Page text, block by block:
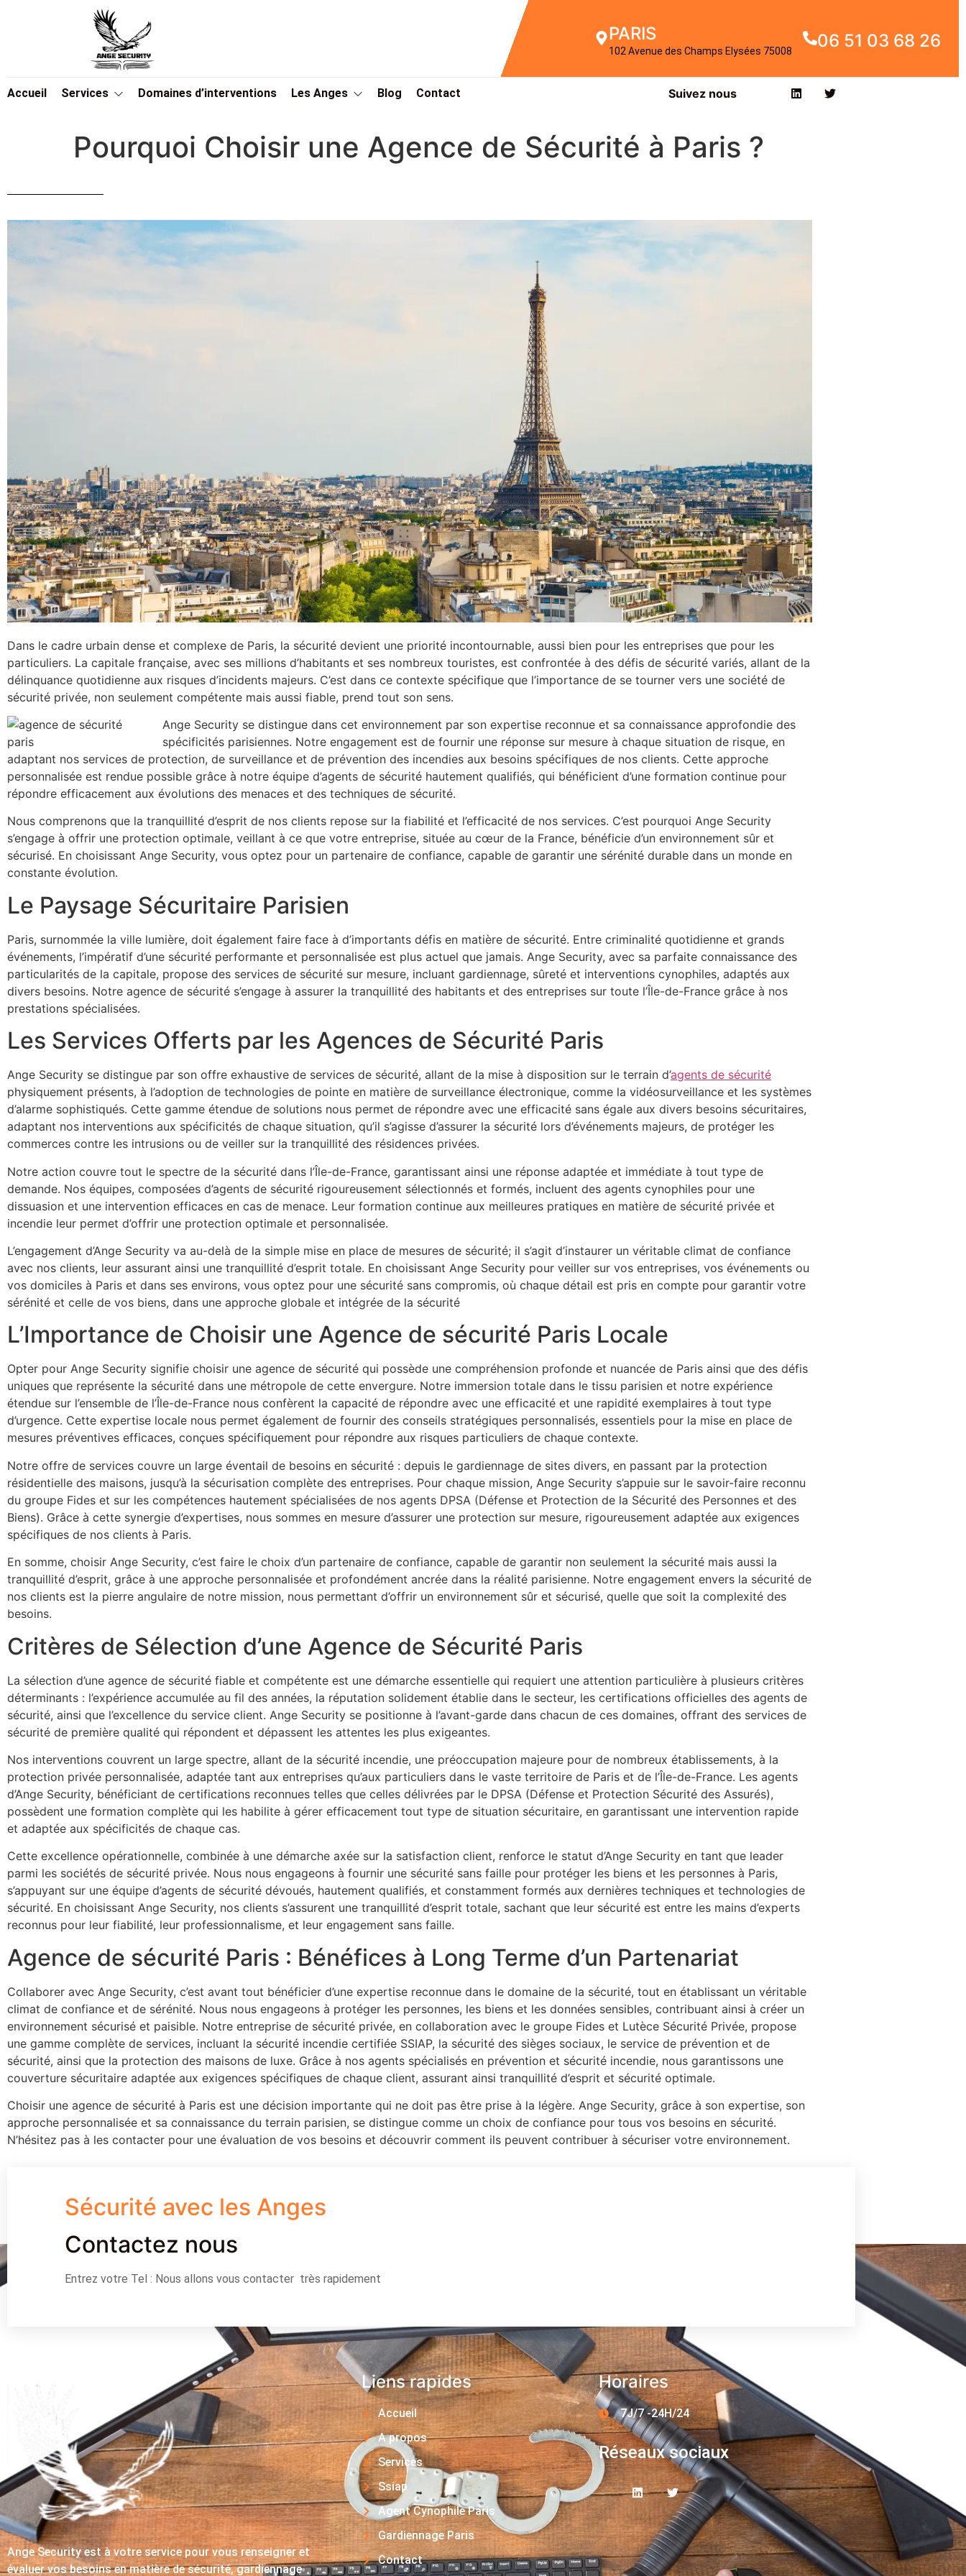
PARIS
102 Avenue des Champs Elysées 75008 06 51 03 68 26
Accueil Services Domaines d’interventions Les Anges Blog Contact Suivez nous
Pourquoi Choisir une Agence de Sécurité à Paris ?
Dans le cadre urbain dense et complexe de Paris, la sécurité devient une priorité incontournable, aussi bien pour les entreprises que pour les
particuliers. La capitale française, avec ses millions d’habitants et ses nombreux touristes, est confrontée à des défis de sécurité variés, allant de la
délinquance quotidienne aux risques d’incidents majeurs. C’est dans ce contexte spécifique que l’importance de se tourner vers une société de
sécurité privée, non seulement compétente mais aussi fiable, prend tout son sens.
Ange Security se distingue dans cet environnement par son expertise reconnue et sa connaissance approfondie des
spécificités parisiennes. Notre engagement est de fournir une réponse sur mesure à chaque situation de risque, en
adaptant nos services de protection, de surveillance et de prévention des incendies aux besoins spécifiques de nos clients. Cette approche
personnalisée est rendue possible grâce à notre équipe d’agents de sécurité hautement qualifiés, qui bénéficient d’une formation continue pour
répondre efficacement aux évolutions des menaces et des techniques de sécurité.
Nous comprenons que la tranquillité d’esprit de nos clients repose sur la fiabilité et l’efficacité de nos services. C’est pourquoi Ange Security
s’engage à offrir une protection optimale, veillant à ce que votre entreprise, située au cœur de la France, bénéficie d’un environnement sûr et
sécurisé. En choisissant Ange Security, vous optez pour un partenaire de confiance, capable de garantir une sérénité durable dans un monde en
constante évolution.
Le Paysage Sécuritaire Parisien
Paris, surnommée la ville lumière, doit également faire face à d’importants défis en matière de sécurité. Entre criminalité quotidienne et grands
événements, l’impératif d’une sécurité performante et personnalisée est plus actuel que jamais. Ange Security, avec sa parfaite connaissance des
particularités de la capitale, propose des services de sécurité sur mesure, incluant gardiennage, sûreté et interventions cynophiles, adaptés aux
divers besoins. Notre agence de sécurité s’engage à assurer la tranquillité des habitants et des entreprises sur toute l’Île-de-France grâce à nos
prestations spécialisées.
Les Services Offerts par les Agences de Sécurité Paris
Ange Security se distingue par son offre exhaustive de services de sécurité, allant de la mise à disposition sur le terrain d’agents de sécurité
physiquement présents, à l’adoption de technologies de pointe en matière de surveillance électronique, comme la vidéosurveillance et les systèmes
d’alarme sophistiqués. Cette gamme étendue de solutions nous permet de répondre avec une efficacité sans égale aux divers besoins sécuritaires,
adaptant nos interventions aux spécificités de chaque situation, qu’il s’agisse d’assurer la sécurité lors d’événements majeurs, de protéger les
commerces contre les intrusions ou de veiller sur la tranquillité des résidences privées.
Notre action couvre tout le spectre de la sécurité dans l’Île-de-France, garantissant ainsi une réponse adaptée et immédiate à tout type de
demande. Nos équipes, composées d’agents de sécurité rigoureusement sélectionnés et formés, incluent des agents cynophiles pour une
dissuasion et une intervention efficaces en cas de menace. Leur formation continue aux meilleures pratiques en matière de sécurité privée et
incendie leur permet d’offrir une protection optimale et personnalisée.
L’engagement d’Ange Security va au-delà de la simple mise en place de mesures de sécurité; il s’agit d’instaurer un véritable climat de confiance
avec nos clients, leur assurant ainsi une tranquillité d’esprit totale. En choisissant Ange Security pour veiller sur vos entreprises, vos événements ou
vos domiciles à Paris et dans ses environs, vous optez pour une sécurité sans compromis, où chaque détail est pris en compte pour garantir votre
sérénité et celle de vos biens, dans une approche globale et intégrée de la sécurité
L’Importance de Choisir une Agence de sécurité Paris Locale
Opter pour Ange Security signifie choisir une agence de sécurité qui possède une compréhension profonde et nuancée de Paris ainsi que des défis
uniques que représente la sécurité dans une métropole de cette envergure. Notre immersion totale dans le tissu parisien et notre expérience
étendue sur l’ensemble de l’Île-de-France nous confèrent la capacité de répondre avec une efficacité et une rapidité exemplaires à tout type
d’urgence. Cette expertise locale nous permet également de fournir des conseils stratégiques personnalisés, essentiels pour la mise en place de
mesures préventives efficaces, conçues spécifiquement pour répondre aux risques particuliers de chaque contexte.
Notre offre de services couvre un large éventail de besoins en sécurité : depuis le gardiennage de sites divers, en passant par la protection
résidentielle des maisons, jusqu’à la sécurisation complète des entreprises. Pour chaque mission, Ange Security s’appuie sur le savoir-faire reconnu
du groupe Fides et sur les compétences hautement spécialisées de nos agents DPSA (Défense et Protection de la Sécurité des Personnes et des
Biens). Grâce à cette synergie d’expertises, nous sommes en mesure d’assurer une protection sur mesure, rigoureusement adaptée aux exigences
spécifiques de nos clients à Paris.
En somme, choisir Ange Security, c’est faire le choix d’un partenaire de confiance, capable de garantir non seulement la sécurité mais aussi la
tranquillité d’esprit, grâce à une approche personnalisée et profondément ancrée dans la réalité parisienne. Notre engagement envers la sécurité de
nos clients est la pierre angulaire de notre mission, nous permettant d’offrir un environnement sûr et sécurisé, quelle que soit la complexité des
besoins.
Critères de Sélection d’une Agence de Sécurité Paris
La sélection d’une agence de sécurité fiable et compétente est une démarche essentielle qui requiert une attention particulière à plusieurs critères
déterminants : l’expérience accumulée au fil des années, la réputation solidement établie dans le secteur, les certifications officielles des agents de
sécurité, ainsi que l’excellence du service client. Ange Security se positionne à l’avant-garde dans chacun de ces domaines, offrant des services de
sécurité de première qualité qui répondent et dépassent les attentes les plus exigeantes.
Nos interventions couvrent un large spectre, allant de la sécurité incendie, une préoccupation majeure pour de nombreux établissements, à la
protection privée personnalisée, adaptée tant aux entreprises qu’aux particuliers dans le vaste territoire de Paris et de l’Île-de-France. Les agents
d’Ange Security, bénéficiant de certifications reconnues telles que celles délivrées par le DPSA (Défense et Protection Sécurité des Assurés),
possèdent une formation complète qui les habilite à gérer efficacement tout type de situation sécuritaire, en garantissant une intervention rapide
et adaptée aux spécificités de chaque cas.
Cette excellence opérationnelle, combinée à une démarche axée sur la satisfaction client, renforce le statut d’Ange Security en tant que leader
parmi les sociétés de sécurité privée. Nous nous engageons à fournir une sécurité sans faille pour protéger les biens et les personnes à Paris,
s’appuyant sur une équipe d’agents de sécurité dévoués, hautement qualifiés, et constamment formés aux dernières techniques et technologies de
sécurité. En choisissant Ange Security, nos clients s’assurent une tranquillité d’esprit totale, sachant que leur sécurité est entre les mains d’experts
reconnus pour leur fiabilité, leur professionnalisme, et leur engagement sans faille.
Agence de sécurité Paris : Bénéfices à Long Terme d’un Partenariat
Collaborer avec Ange Security, c’est avant tout bénéficier d’une expertise reconnue dans le domaine de la sécurité, tout en établissant un véritable
climat de confiance et de sérénité. Nous nous engageons à protéger les personnes, les biens et les données sensibles, contribuant ainsi à créer un
environnement sécurisé et paisible. Notre entreprise de sécurité privée, en collaboration avec le groupe Fides et Lutèce Sécurité Privée, propose
une gamme complète de services, incluant la sécurité incendie certifiée SSIAP, la sécurité des sièges sociaux, le service de prévention et de
sécurité, ainsi que la protection des maisons de luxe. Grâce à nos agents spécialisés en prévention et sécurité incendie, nous garantissons une
couverture sécuritaire adaptée aux exigences spécifiques de chaque client, assurant ainsi tranquillité d’esprit et sécurité optimale.
Choisir une agence de sécurité à Paris est une décision importante qui ne doit pas être prise à la légère. Ange Security, grâce à son expertise, son
approche personnalisée et sa connaissance du terrain parisien, se distingue comme un choix de confiance pour tous vos besoins en sécurité.
N’hésitez pas à les contacter pour une évaluation de vos besoins et découvrir comment ils peuvent contribuer à sécuriser votre environnement.
Sécurité avec les Anges
Contactez nous
Entrez votre Tel : Nous allons vous contacter très rapidement
Ange Security est à votre service pour vous renseigner et
évaluer vos besoins en matière de sécurité, gardiennage
Liens rapides
Accueil
A propos
Services
Ssiap
Agent Cynophile Paris
Gardiennage Paris
Contact
Horaires
7J/7 -24H/24
Réseaux sociaux